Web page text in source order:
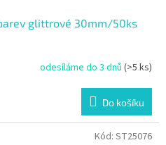
glittrové 30mm/50ks
odesíláme do 3 dnů (>5 ks)
Do košíku
Kód: ST25076